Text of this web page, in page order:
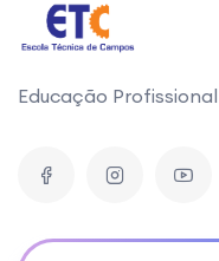
Educação